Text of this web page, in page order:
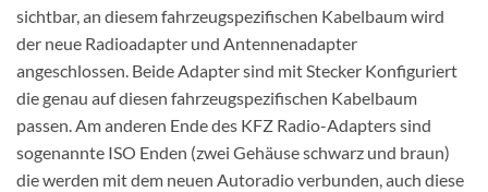
sichtbar, an diesem fahrzeugspezifischen Kabelbaum wird
der neue Radioadapter und Antennenadapter
angeschlossen. Beide Adapter sind mit Stecker Konfiguriert
die genau auf diesen fahrzeugspezifischen Kabelbaum
passen. Am anderen Ende des KFZ Radio-Adapters sind
sogenannte ISO Enden (zwei Gehäuse schwarz und braun)
die werden mit dem neuen Autoradio verbunden, auch diese